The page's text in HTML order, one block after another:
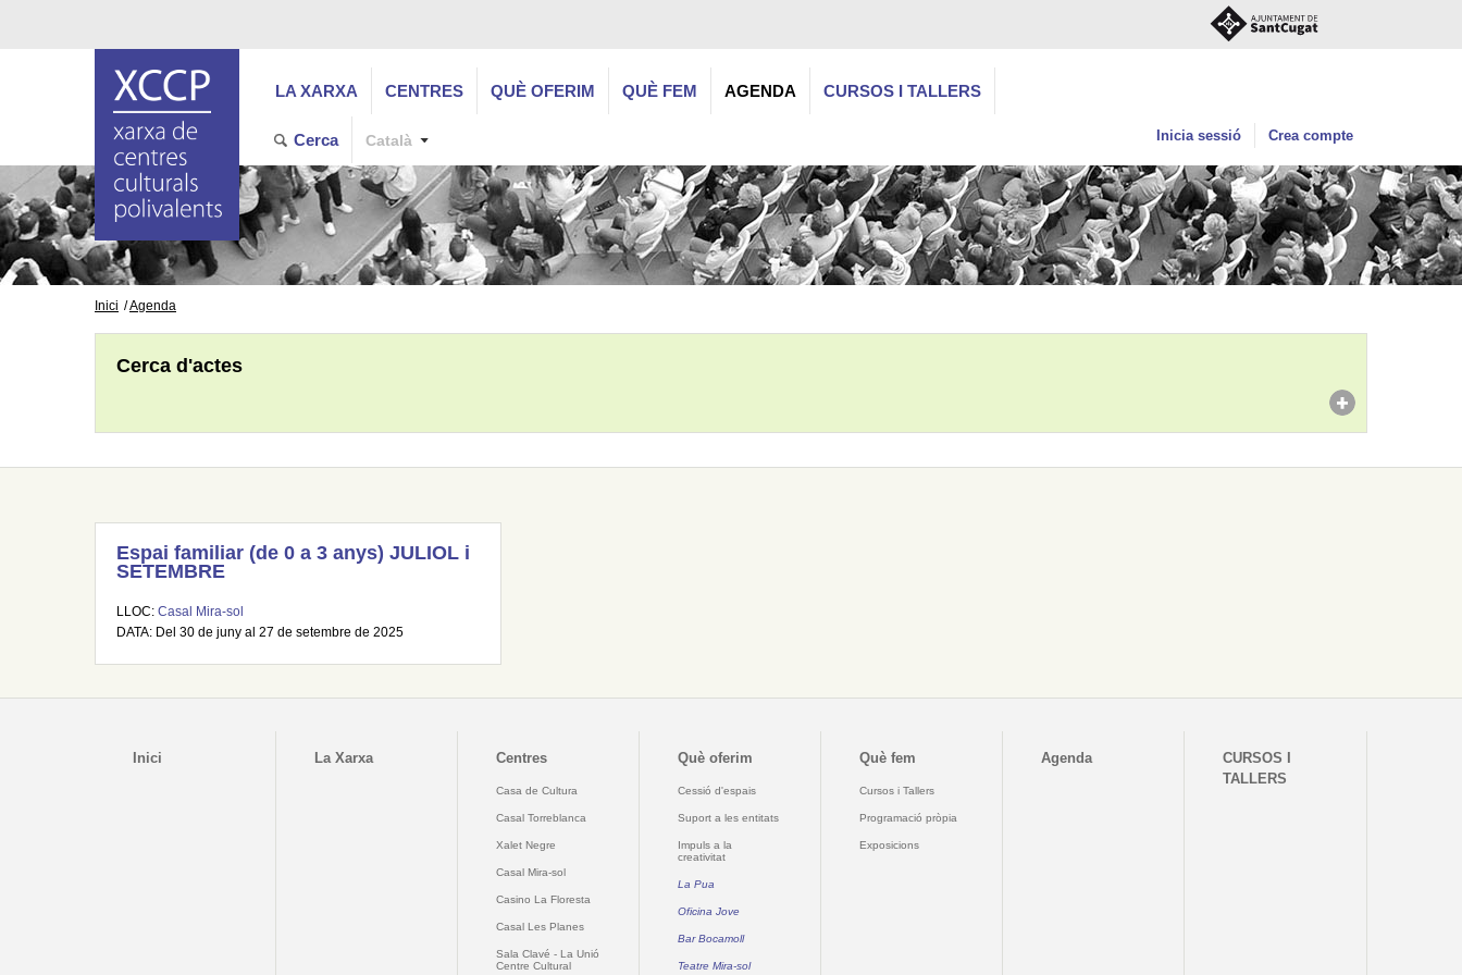
LA XARXA CENTRES QUÈ OFERIM QUÈ FEM AGENDA CURSOS I TALLERS
Cerca Català Inicia sessió Crea compte
Inici Agenda
Cerca d'actes
Espai familiar (de 0 a 3 anys) JULIOL i
SETEMBRE
LLOC: Casal Mira-sol
DATA: Del 30 de juny al 27 de setembre de 2025
Inici La Xarxa Centres
Casa de Cultura
Casal Torreblanca
Xalet Negre
Casal Mira-sol
Casino La Floresta
Casal Les Planes
Sala Clavé - La Unió
Centre Cultural
Què oferim
Cessió d'espais
Suport a les entitats
Impuls a la
creativitat
La Pua
Oficina Jove
Bar Bocamoll
Teatre Mira-sol
Què fem
Cursos i Tallers
Programació pròpia
Exposicions
Agenda
CURSOS I
TALLERS